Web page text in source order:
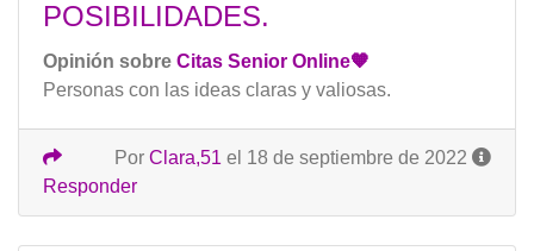
POSIBILIDADES.
Opinión sobre Citas Senior Online🧡
Personas con las ideas claras y valiosas.
Por Clara,51 el 18 de septiembre de 2022
Responder